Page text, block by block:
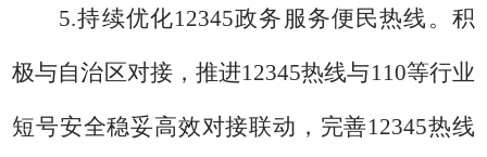
5.持续优化12345政务服务便民热线 。积
极与自治区对接，推进12345热线与110等行业
短号安全稳妥高效对接联动， 完善12345热线